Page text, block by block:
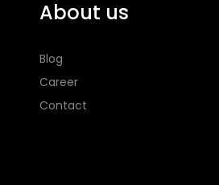
About us
Blog
Career
Contact